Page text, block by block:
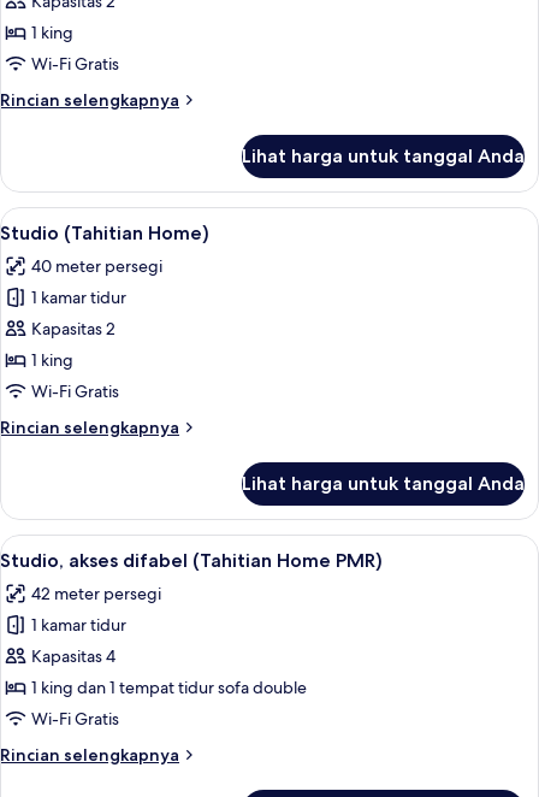
Double
(Tahitian)
1 king
Wi-Fi Gratis
Rincian selengkapnya
Rincian
Kamar
Double
(Tahitian)
Lihat harga untuk tanggal Anda
Lihat
semua
foto
untuk
Studio
(Tahitian
Home)
Seprai katun Mesir, seprai premium,
9
Studio (Tahitian Home)
40 meter persegi
1 kamar tidur
Kapasitas 2
1 king
Wi-Fi Gratis
Rincian selengkapnya
Rincian
Studio
(Tahitian
Home)
Lihat harga untuk tanggal Anda
Lihat
semua
foto
untuk
Studio,
akses
difabel
Home
Studio, akses difabel (Tahitian Home
6
Studio, akses difabel (Tahitian Home PMR)
42 meter persegi
1 kamar tidur
Kapasitas 4
1 king dan 1 tempat tidur sofa double
Wi-Fi Gratis
Rincian selengkapnya
Rincian